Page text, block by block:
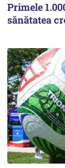
Primele
sănătatea